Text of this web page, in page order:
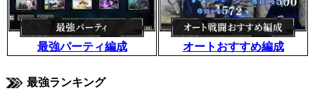
最強パーティ編成 オートおすすめ編成
最強ランキング